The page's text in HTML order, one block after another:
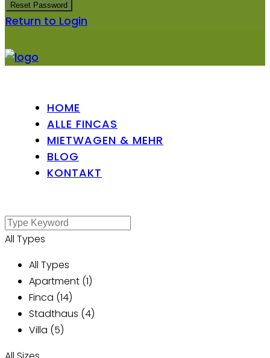
Reset Password
Return to Login
HOME
ALLE FINCAS
MIETWAGEN & MEHR
BLOG
KONTAKT
All Types
All Types
Apartment (1)
Finca (14)
Stadthaus (4)
Villa (5)